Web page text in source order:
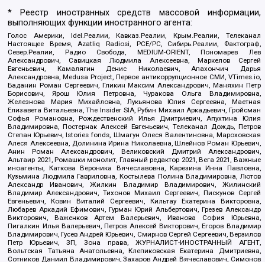
* Реестр иностранных средств массовой информации,
выполняющих функции иностранного агента:
Голос Америки, Idel.Реалии, Кавказ.Реалии, Крым.Реалии, Телеканал
Настоящее Время, Azatliq Radiosi, PCE/PC, Сибирь.Реалии, Фактограф,
Север.Реалии, Радио Свобода, MEDIUM-ORIENT, Пономарев Лев
Александрович, Савицкая Людмила Алексеевна, Маркелов Сергей
Евгеньевич, Камалягин Денис Николаевич, Апахончич Дарья
Александровна, Medusa Project, Первое антикоррупционное СМИ, VTimes.io,
Баданин Роман Сергеевич, Гликин Максим Александрович, Маняхин Петр
Борисович, Ярош Юлия Петровна, Чуракова Ольга Владимировна,
Железнова Мария Михайловна, Лукьянова Юлия Сергеевна, Маетная
Елизавета Витальевна, The Insider SIA, Рубин Михаил Аркадьевич, Гройсман
Софья Романовна, Рождественский Илья Дмитриевич, Апухтина Юлия
Владимировна, Постернак Алексей Евгеньевич, Телеканал Дождь, Петров
Степан Юрьевич, Istories fonds, Шмагун Олеся Валентиновна, Мароховская
Алеся Алексеевна, Долинина Ирина Николаевна, Шлейнов Роман Юрьевич,
Анин Роман Александрович, Великовский Дмитрий Александрович,
Альтаир 2021, Ромашки монолит, Главный редактор 2021, Вега 2021, Важные
иноагенты, Каткова Вероника Вячеславовна, Карезина Инна Павловна,
Кузьмина Людмила Гавриловна, Костылева Полина Владимировна, Лютов
Александр Иванович, Жилкин Владимир Владимирович, Жилинский
Владимир Александрович, Тихонов Михаил Сергеевич, Пискунов Сергей
Евгеньевич, Ковин Виталий Сергеевич, Кильтау Екатерина Викторовна,
Любарев Аркадий Ефимович, Гурман Юрий Альбертович, Грезев Александр
Викторович, Важенков Артем Валерьевич, Иванова София Юрьевна,
Пигалкин Илья Валерьевич, Петров Алексей Викторович, Егоров Владимир
Владимирович, Гусев Андрей Юрьевич, Смирнов Сергей Сергеевич, Верзилов
Петр Юрьевич, ЗП, Зона права, ЖУРНАЛИСТ-ИНОСТРАННЫЙ АГЕНТ,
Вольтская Татьяна Анатольевна, Клепиковская Екатерина Дмитриевна,
Сотников Даниил Владимирович, Захаров Андрей Вячеславович, Симонов